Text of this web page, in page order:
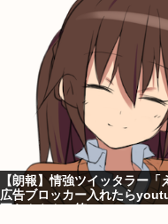
【朗報】情強ツイッタラー
広告ブロッカー入れたら